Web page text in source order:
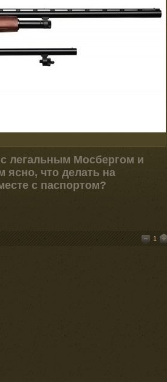
легальным Мосбергом и
ясно, что делать на
с паспортом?
1